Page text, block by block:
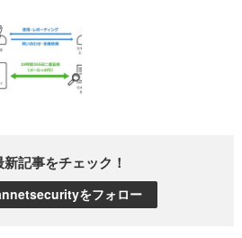
記事をチェック！
をフォロー